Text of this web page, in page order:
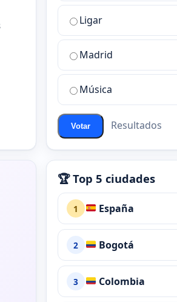
la
mejor
sala
chat
ChatZona?
Ligar
Madrid
Música
Votar Resultados
🏆 Top 5 ciudades
1 España
2 Bogotá
3 Colombia